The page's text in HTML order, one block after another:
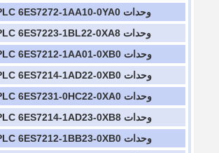
وحدات PLC 6ES7272-1AA10-0YA0
وحدات PLC 6ES7223-1BL22-0XA8
وحدات PLC 6ES7212-1AA01-0XB0
وحدات PLC 6ES7214-1AD22-0XB0
وحدات PLC 6ES7231-0HC22-0XA0
وحدات PLC 6ES7214-1AD23-0XB8
وحدات PLC 6ES7212-1BB23-0XB0